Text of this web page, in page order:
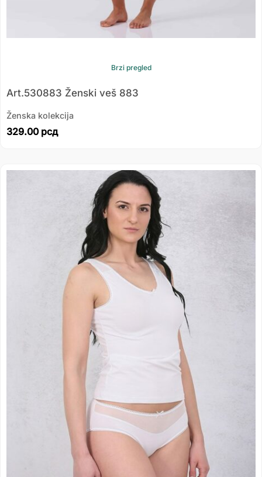
Brzi pregled
Art.530883 Ženski veš 883
Ženska kolekcija
329.00 рсд